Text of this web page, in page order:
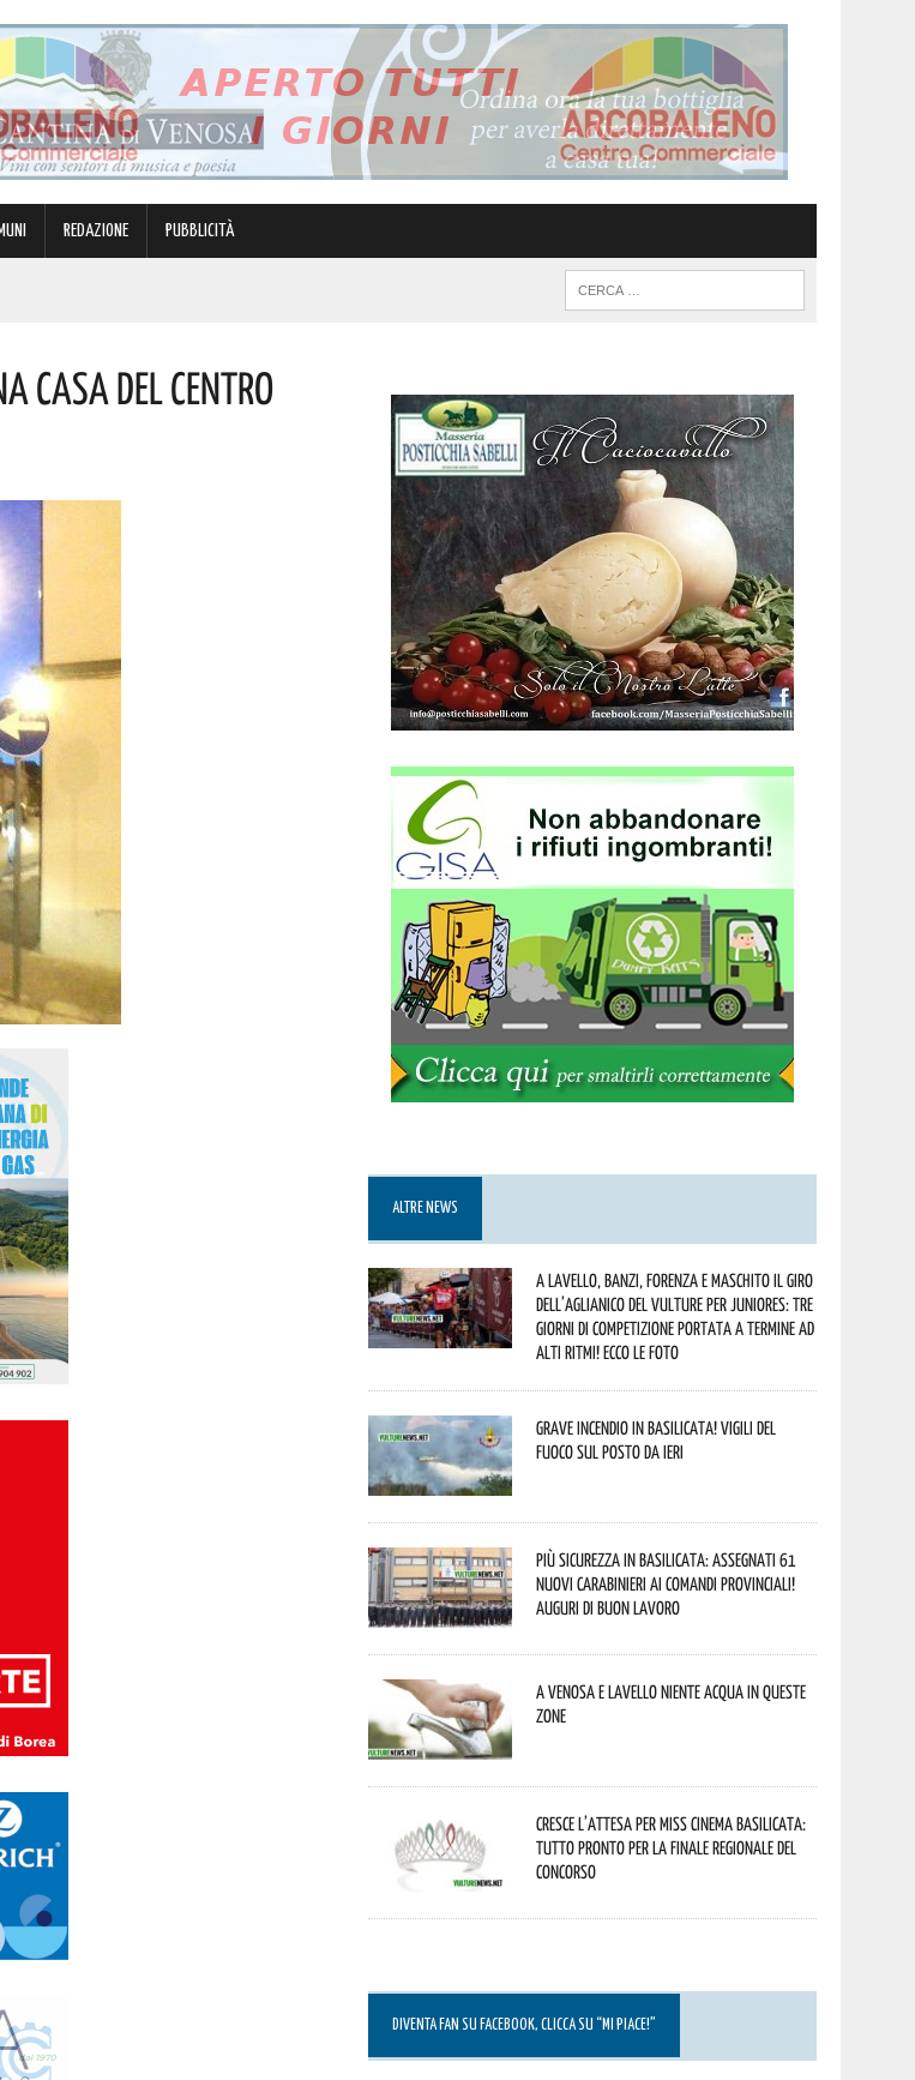
REDAZIONE PUBBLICITÀ
CASA DEL CENTRO
ALTRE NEWS
A Lavello, Banzi, Forenza e Maschito il Giro
dell’Aglianico del Vulture per juniores: tre
giorni di competizione portata a termine ad
alti ritmi! Ecco le foto
Grave incendio in Basilicata! Vigili del
fuoco sul posto da ieri
Più sicurezza in Basilicata: assegnati 61
nuovi Carabinieri ai Comandi provinciali!
Auguri di buon lavoro
A Venosa e Lavello niente acqua in queste
zone
Cresce l’attesa per Miss Cinema Basilicata:
tutto pronto per la finale regionale del
concorso
DIVENTA FAN SU FACEBOOK, CLICCA SU “MI PIACE!”